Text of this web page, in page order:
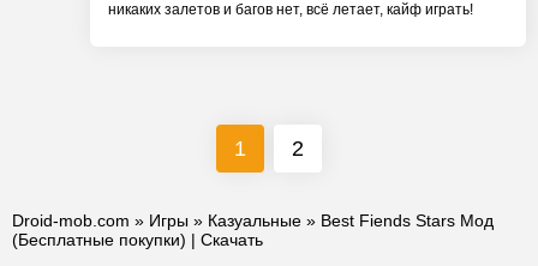
никаких залетов и багов нет, всё летает, кайф играть!
1 2
Droid-mob.com » Игры » Казуальные » Best Fiends Stars Мод
(Бесплатные покупки) | Скачать